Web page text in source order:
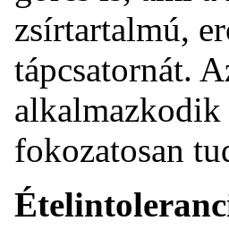
zsírtartalmú,
tápcsatornát.
alkalmazkodik
fokozatosan